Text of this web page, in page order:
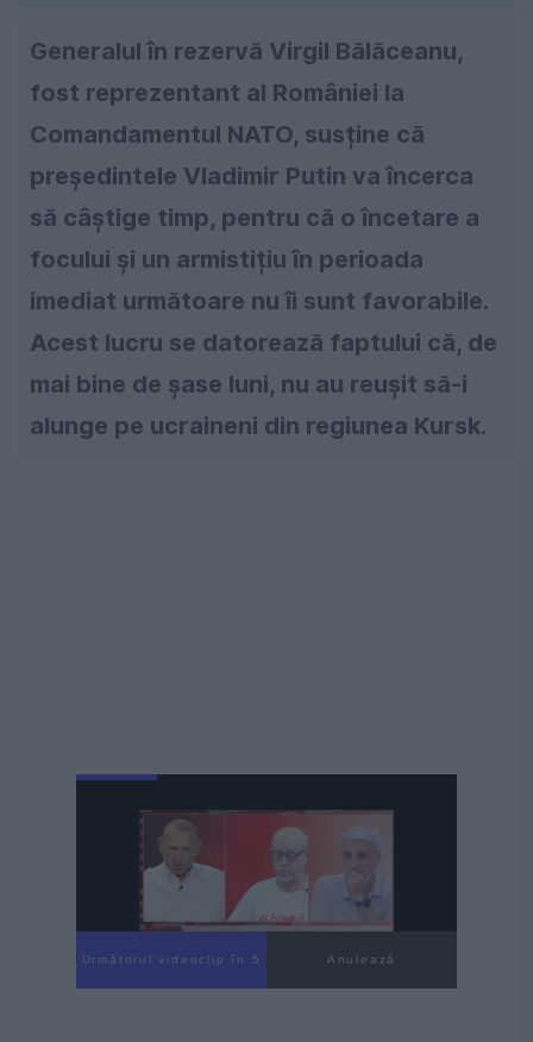
Generalul în rezervă Virgil Bălăceanu,
fost reprezentant al României la
Comandamentul NATO, susține că
președintele Vladimir Putin va încerca
să câștige timp, pentru că o încetare a
focului și un armistițiu în perioada
imediat următoare nu îi sunt favorabile.
Acest lucru se datorează faptului că, de
mai bine de șase luni, nu au reușit să-i
alunge pe ucraineni din regiunea Kursk.
Următorul videoclip în 4 Anulează